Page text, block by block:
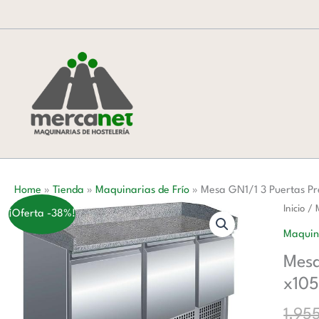
al
Home » Tienda » Maquinarias de Frío » Mesa GN1/1 3 Puertas
¡Oferta -38%! Inicio /
Mesa
Puertas